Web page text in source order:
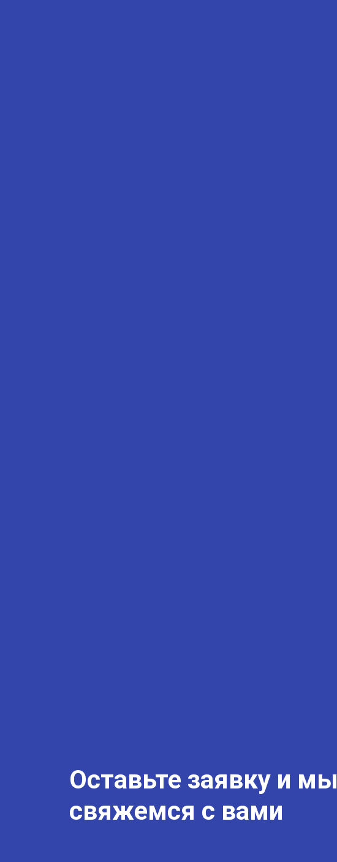
Оставьте заявку и мы
свяжемся с вами